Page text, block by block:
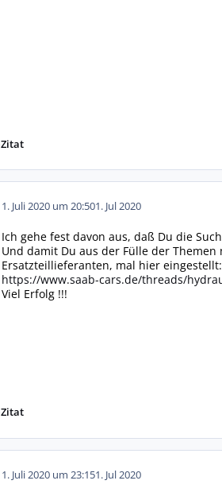
Zitat
1. Juli 2020 um 20:501. Jul 2020
Ich gehe fest davon aus, daß Du die
Und damit Du aus der Fülle der
Ersatzteillieferanten, mal hier eingestellt:
https://www.saab-cars.de/threads/
Viel Erfolg !!!
Zitat
1. Juli 2020 um 23:151. Jul 2020